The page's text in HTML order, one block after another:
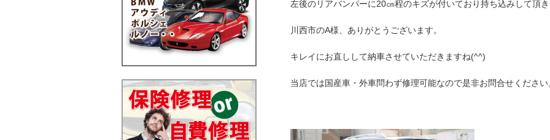
左後のリアバンパーに20㎝程のキズが付いており持ち込みして頂き
川西市のA様、ありがとうございます。
キレイにお直しして納車させていただきますね(^^)
当店では国産車・外車問わず修理可能なので是非お問合せください